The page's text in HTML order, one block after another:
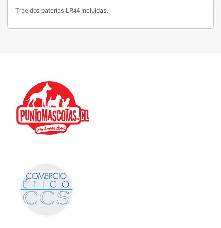
Trae dos baterías LR44 incluidas.